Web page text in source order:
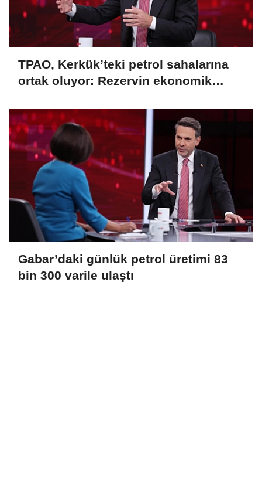
TPAO, Kerkük’teki petrol sahalarına
ortak oluyor: Rezervin ekonomik
Gabar’daki günlük petrol üretimi 83
bin 300 varile ulaştı